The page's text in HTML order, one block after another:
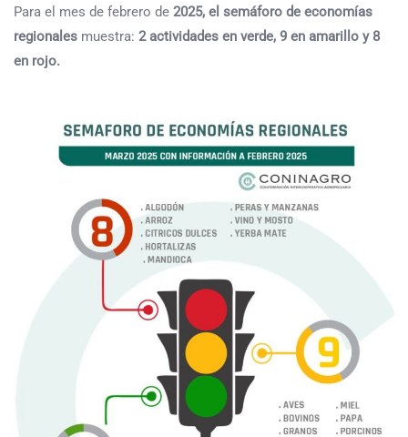
Para el mes de febrero de 2025, el semáforo de economías
regionales muestra: 2 actividades en verde, 9 en amarillo y 8
en rojo.